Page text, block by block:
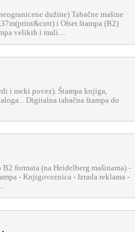
dužine) Tabačne mašine
i Ofset štampa (B2)
velikih i mali....
i meki povez). Štampa knjiga,
Digitalna tabačna štampa do
formata (na Heidelberg mašinama) -
- Knjigoveznica - Izrada reklama -